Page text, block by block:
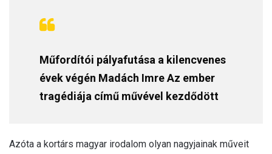
Műfordítói pályafutása a kilencvenes
évek végén Madách Imre Az ember
tragédiája című művével kezdődött
Azóta a kortárs magyar irodalom olyan nagyjainak műveit